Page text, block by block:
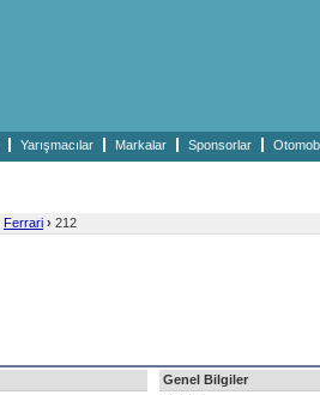
Yarışmacılar Markalar Sponsorlar
Ferrari › 212
Genel Bilgiler